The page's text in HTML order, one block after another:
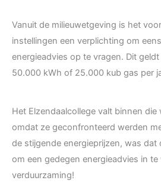
Vanuit de milieuwetgeving is het
instellingen een verplichting om
energieadvies op te vragen. Dit
50.000 kWh of 25.000 kub gas per
Het Elzendaalcollege valt binnen die
omdat ze geconfronteerd werden
de stijgende energieprijzen, was dat
om een gedegen energieadvies in
verduurzaming!